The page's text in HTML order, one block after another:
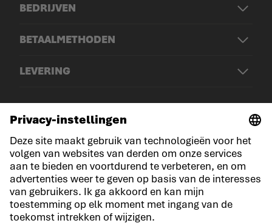
BEDRIJVEN
BETAALMETHODEN
LEVERING
© LOWA Sportschuhe GmbH
Aankondiging
Privacy
Cookies